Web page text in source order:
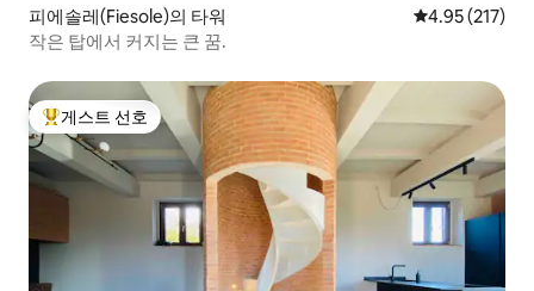
피에솔레(Fiesole)의 타워 평점 4.95점(5
4.95 (217)
작은 탑에서 커지는 큰 꿈.
상위 게스트 선호
게스트 선호